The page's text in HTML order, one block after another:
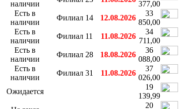
наличии
377,00
Есть в
наличии
Филиал 14 12.08.2026
33
850,00
Есть в
наличии
Филиал 11 11.08.2026
34
711,00
Есть в
наличии
Филиал 28 18.08.2026
36
088,00
Есть в
наличии
Филиал 31 11.08.2026
37
026,00
Ожидается
19
139,99
20